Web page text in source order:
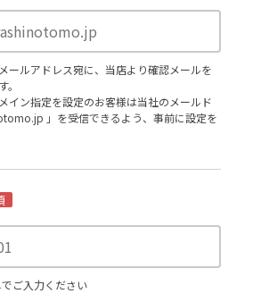
ールアドレス宛に、当店より確認メールを
イン指定を設定のお客様は当社のメールド
」を受信できるよう、事前に設定を
ご入力ください